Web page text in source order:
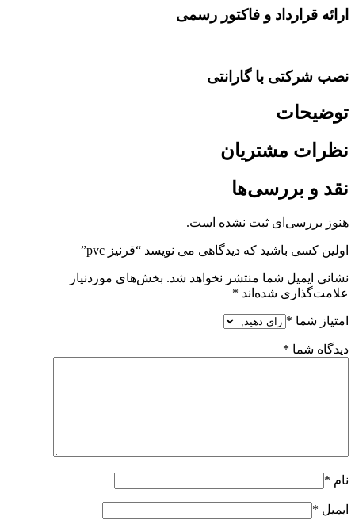
ارائه قرارداد و فاکتور رسمی
نصب شرکتی با گارانتی
توضیحات
نظرات مشتریان
نقد و بررسی‌ها
هنوز بررسی‌ای ثبت نشده است.
اولین کسی باشید که دیدگاهی می نویسد “قرنیز pvc”
نشانی ایمیل شما منتشر نخواهد شد. بخش‌های موردنیاز
علامت‌گذاری شده‌اند *
امتیاز شما *
دیدگاه شما *
نام *
ایمیل *